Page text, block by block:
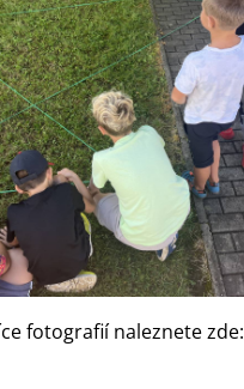
fotografií naleznete zde: